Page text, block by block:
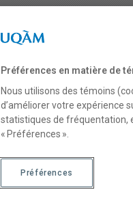
COURS
Description
Préférences en matière de
Nous utilisons des témoins
d’améliorer votre expérience
statistiques de fréquentation,
« Préférences ».
Préférences